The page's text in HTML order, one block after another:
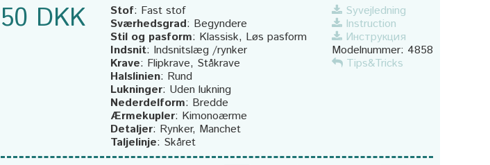
50 DKK Stof: Fast stof
Sværhedsgrad: Begyndere
Stil og pasform: Klassisk, Løs pasform
Indsnit: Indsnitslæg /rynker
Krave: Flipkrave, Ståkrave
Halslinien: Rund
Lukninger: Uden lukning
Nederdelform: Bredde
Ærmekupler: Kimonoærme
Detaljer: Rynker, Manchet
Taljelinje: Skåret
Syvejledning
Instruction
Инструкция
Modelnummer: 4858
Tips&Tricks